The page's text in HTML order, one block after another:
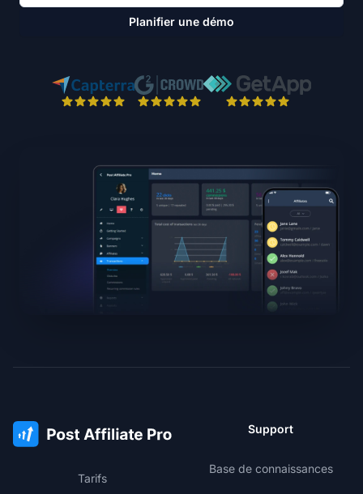
Planifier une démo
Tarifs
Support
Base de connaissances